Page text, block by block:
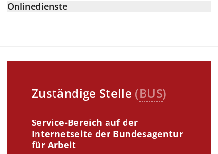
Onlinedienste
Zuständige Stelle (BUS)
Service-Bereich auf der
Internetseite der Bundesagentur
für Arbeit